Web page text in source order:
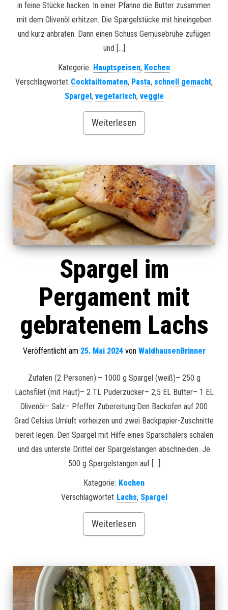
in feine Stücke hacken. In einer Pfanne die Butter zusammen
mit dem Olivenöl erhitzen. Die Spargelstücke mit hineingeben
und kurz anbraten. Dann einen Schuss Gemüsebrühe zufügen
und […]
Kategorie: Hauptspeisen, Kochen
Verschlagwortet Cocktailtomaten, Pasta, schnell gemacht,
Spargel , vegetarisch, veggie
Weiterlesen
Spargel im
Pergament mit
gebratenem Lachs
Veröffentlicht am 25. Mai 2024von WaldhausenBrinner
Zutaten (2 Personen):– 1000 g Spargel (weiß)– 250 g
Lachsfilet (mit Haut)– 2 TL Puderzucker– 2,5 EL Butter– 1 EL
Olivenöl– Salz– Pfeffer Zubereitung:Den Backofen auf 200
Grad Celsius Umluft vorheizen und zwei Backpapier-Zuschnitte
bereit legen. Den Spargel mit Hilfe eines Sparschälers schälen
und das unterste Drittel der Spargelstangen abschneiden. Je
500 g Spargelstangen auf […]
Kategorie: Kochen
Verschlagwortet Lachs, Spargel
Weiterlesen